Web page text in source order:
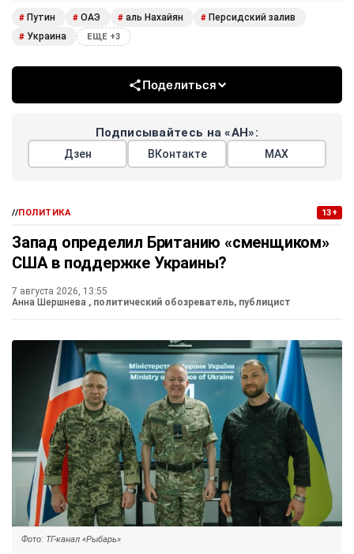
# Путин # ОАЭ # аль Нахайян # Персидский залив
# Украина ЕЩЕ +3
Поделиться
Подписывайтесь на «АН»:
Дзен ВКонтакте МАХ
//ПОЛИТИКА 13+
Запад определил Британию «сменщиком»
США в поддержке Украины?
7 августа 2026, 13:55
Анна Шершнева , политический обозреватель, публицист
Фото: ТГ-канал «Рыбарь»